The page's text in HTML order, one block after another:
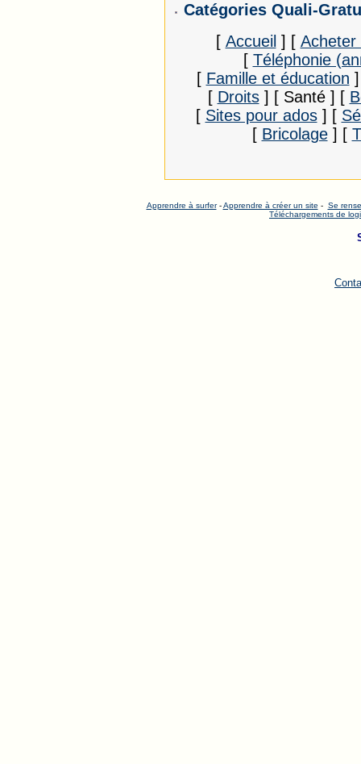
Catégories Quali-
[ Accueil ] [ Acheter
[ Téléphonie
[ Famille et éducation ]
[ Droits] [ Santé ] [
[ Sites pour ados] [
[ Bricolage] [
Apprendre à surfer-Apprendre à créer un site - Se
Téléchargements de